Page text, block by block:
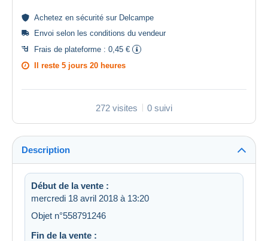
Achetez en sécurité sur Delcampe
Envoi selon les conditions du vendeur
Frais de plateforme : 0,45 €
Il reste 5 jours 20 heures
272 visites 0 suivi
Description
Début de la vente :
mercredi 18 avril 2018 à 13:20
Objet n°558791246
Fin de la vente :